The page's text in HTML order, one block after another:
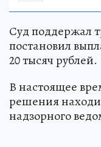
Суд поддержал
постановил
20 тысяч рублей.
В настоящее
решения
надзорного